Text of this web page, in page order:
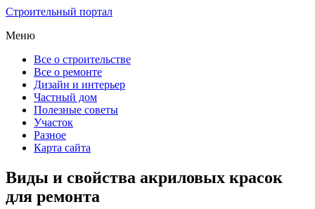
Строительный портал
Меню
Все о строительстве
Все о ремонте
Дизайн и интерьер
Частный дом
Полезные советы
Участок
Разное
Карта сайта
Виды и свойства акриловых красок
для ремонта